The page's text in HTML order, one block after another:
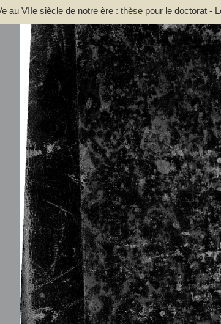
au VIIe siècle de notre ère : thèse pour le doctorat -